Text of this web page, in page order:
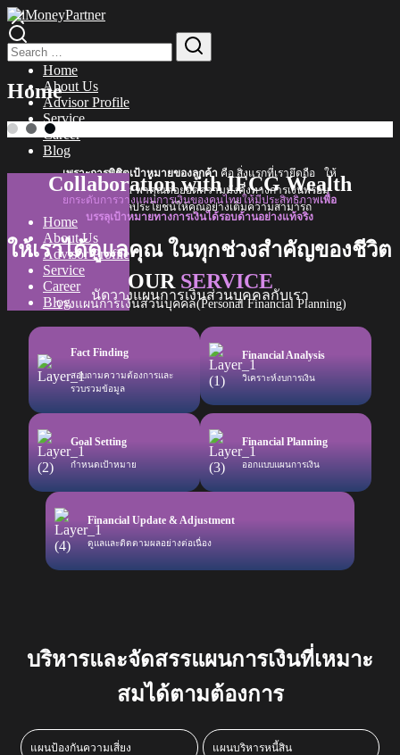
Skip
to
content
Home
About Us
Advisor Profile
Service
Career
Blog
Home
About Us
Advisor Profile
Service
Career
Blog
Search
for:
Home
Collaborationwith IFCG Wealth
ให้เราได้ดูแลคุณ ในทุกช่วงสำคัญของชีวิต
นัดวางแผนการเงินส่วนบุคคลกับเรา
เพราะการพิชิตเป้าหมายของลูกค้า คือ สิ่งแรกที่เรายึดถือให้
iMoneyPartner พาคุณต่อยอดความมั่งคั่งทางการเงินพร้อม
ปกป้องผลประโยชน์ให้คุณอย่างเต็มความสามารถ
ยกระดับการวางแผนการเงินของคนไทยให้มีประสิทธิภาพเพื่อ
บรรลุเป้าหมายทางการเงินได้รอบด้านอย่างแท้จริง
OUR SERVICE
วางแผนการเงินส่วนบุคคล(Personal Financial Planning)
Fact Finding
สอบถามความต้องการและ
รวบรวมข้อมูล
Financial Analysis
วิเคราะห์งบการเงิน
Goal Setting
กำหนดเป้าหมาย
Financial Planning
ออกแบบแผนการเงิน
Financial Update & Adjustment
ดูแลและติดตามผลอย่างต่อเนื่อง
บริหารและจัดสรรแผนการเงินที่เหมาะ
สมได้ตามต้องการ
แผนป้องกันความเสี่ยง แผนบริหารหนี้สิน